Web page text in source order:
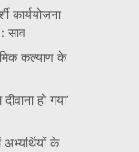
कार्ययोजना
साव
कल्याण के
हो गया’
के